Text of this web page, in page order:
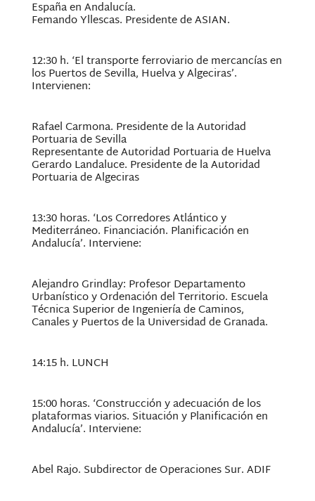
España en Andalucía.
Femando Yllescas. Presidente de ASIAN.
12:30 h. ‘El transporte ferroviario de mercancías en
los Puertos de Sevilla, Huelva y Algeciras’.
Intervienen:
Rafael Carmona. Presidente de la Autoridad
Portuaria de Sevilla
Representante de Autoridad Portuaria de Huelva
Gerardo Landaluce. Presidente de la Autoridad
Portuaria de Algeciras
13:30 horas. ‘Los Corredores Atlántico y
Mediterráneo. Financiación. Planificación en
Andalucía’. Interviene:
Alejandro Grindlay: Profesor Departamento
Urbanístico y Ordenación del Territorio. Escuela
Técnica Superior de Ingeniería de Caminos,
Canales y Puertos de la Universidad de Granada.
14:15 h. LUNCH
15:00 horas. ‘Construcción y adecuación de los
plataformas viarios. Situación y Planificación en
Andalucía’. Interviene:
Abel Rajo. Subdirector de Operaciones Sur. ADIF